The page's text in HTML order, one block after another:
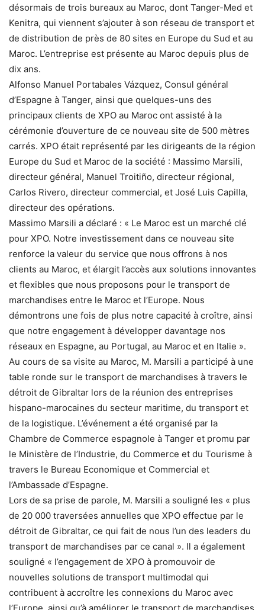
désormais de trois bureaux au Maroc, dont Tanger-Med et
Kenitra, qui viennent s’ajouter à son réseau de transport et
de distribution de près de 80 sites en Europe du Sud et au
Maroc. L’entreprise est présente au Maroc depuis plus de
dix ans.
Alfonso Manuel Portabales Vázquez, Consul général
d’Espagne à Tanger, ainsi que quelques-uns des
principaux clients de XPO au Maroc ont assisté à la
cérémonie d’ouverture de ce nouveau site de 500 mètres
carrés. XPO était représenté par les dirigeants de la région
Europe du Sud et Maroc de la société : Massimo Marsili,
directeur général, Manuel Troitiño, directeur régional,
Carlos Rivero, directeur commercial, et José Luis Capilla,
directeur des opérations.
Massimo Marsili a déclaré : « Le Maroc est un marché clé
pour XPO. Notre investissement dans ce nouveau site
renforce la valeur du service que nous offrons à nos
clients au Maroc, et élargit l’accès aux solutions innovantes
et flexibles que nous proposons pour le transport de
marchandises entre le Maroc et l’Europe. Nous
démontrons une fois de plus notre capacité à croître, ainsi
que notre engagement à développer davantage nos
réseaux en Espagne, au Portugal, au Maroc et en Italie ».
Au cours de sa visite au Maroc, M. Marsili a participé à une
table ronde sur le transport de marchandises à travers le
détroit de Gibraltar lors de la réunion des entreprises
hispano-marocaines du secteur maritime, du transport et
de la logistique. L’événement a été organisé par la
Chambre de Commerce espagnole à Tanger et promu par
le Ministère de l’Industrie, du Commerce et du Tourisme à
travers le Bureau Economique et Commercial et
l’Ambassade d’Espagne.
Lors de sa prise de parole, M. Marsili a souligné les « plus
de 20 000 traversées annuelles que XPO effectue par le
détroit de Gibraltar, ce qui fait de nous l’un des leaders du
transport de marchandises par ce canal ». Il a également
souligné « l’engagement de XPO à promouvoir de
nouvelles solutions de transport multimodal qui
contribuent à accroître les connexions du Maroc avec